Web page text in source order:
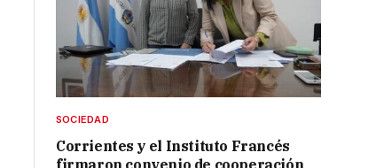
SOCIEDAD
Corrientes y el Instituto Francés